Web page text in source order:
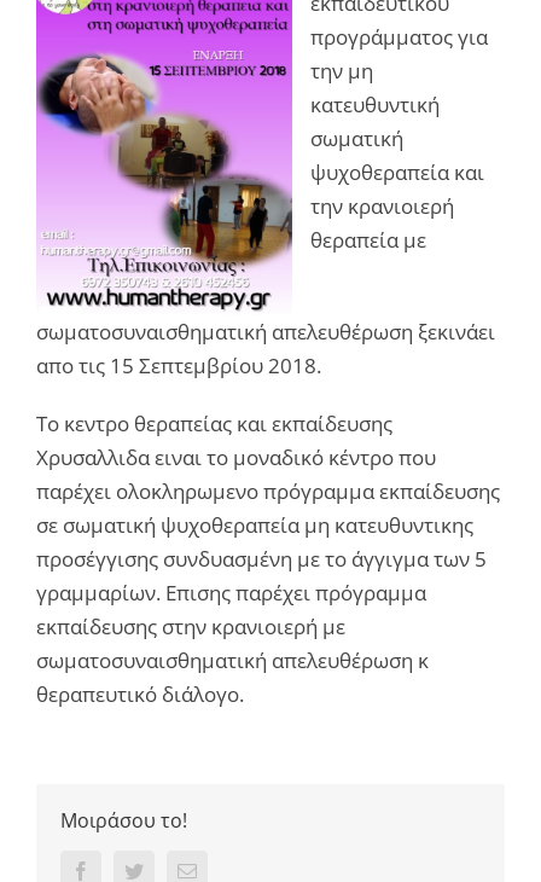
προγράμματος για
την μη
κατευθυντική
σωματική
ψυχοθεραπεία και
την κρανιοιερή
θεραπεία με
σωματοσυναισθηματική απελευθέρωση ξεκινάει
απο τις 15 Σεπτεμβρίου 2018.
Το κεντρο θεραπείας και εκπαίδευσης
Χρυσαλλιδα ειναι το μοναδικό κέντρο που
παρέχει ολοκληρωμενο πρόγραμμα εκπαίδευσης
σε σωματική ψυχοθεραπεία μη κατευθυντικης
προσέγγισης συνδυασμένη με το άγγιγμα των 5
γραμμαρίων. Επισης παρέχει πρόγραμμα
εκπαίδευσης στην κρανιοιερή με
σωματοσυναισθηματική απελευθέρωση κ
θεραπευτικό διάλογο.
Μοιράσου το!
FacebookTwitterEmail